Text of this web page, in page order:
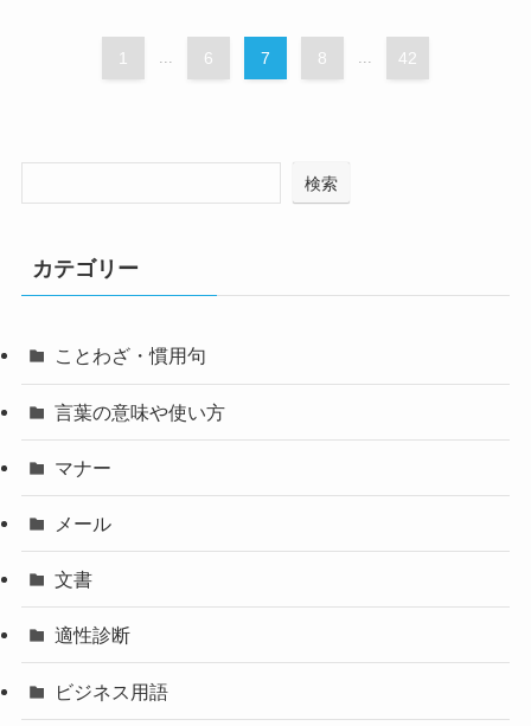
1 6 7 8 42
検索
カテゴリー
ことわざ・慣用句
言葉の意味や使い方
マナー
メール
文書
適性診断
ビジネス用語